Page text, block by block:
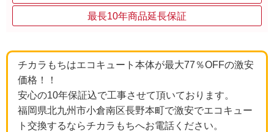
最長10年商品延長保証
チカラもちはエコキュート本体が最大77％OFFの激安
価格！！
安心の10年保証込で工事させて頂いております。
福岡県北九州市小倉南区長野本町で激安でエコキュー
ト交換するならチカラもちへお電話ください。